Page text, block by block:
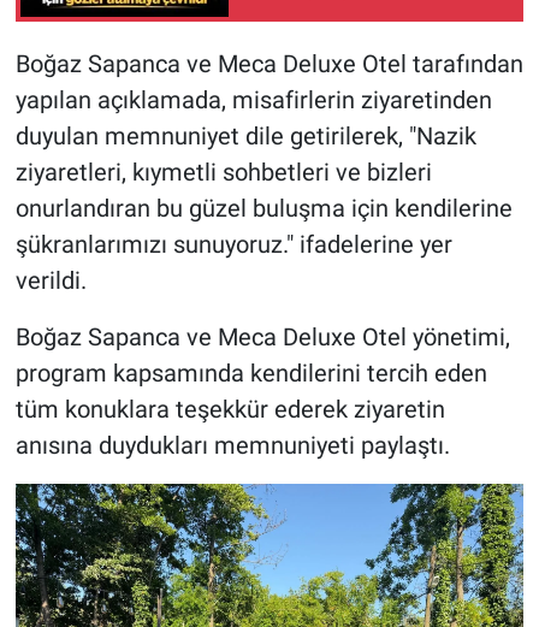
Boğaz Sapanca ve Meca Deluxe Otel tarafından
yapılan açıklamada, misafirlerin ziyaretinden
duyulan memnuniyet dile getirilerek, "Nazik
ziyaretleri, kıymetli sohbetleri ve bizleri
onurlandıran bu güzel buluşma için kendilerine
şükranlarımızı sunuyoruz." ifadelerine yer
verildi.
Boğaz Sapanca ve Meca Deluxe Otel yönetimi,
program kapsamında kendilerini tercih eden
tüm konuklara teşekkür ederek ziyaretin
anısına duydukları memnuniyeti paylaştı.